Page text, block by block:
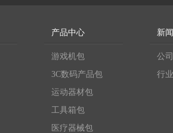
产品中心
游戏机包
3C数码产品包
运动器材包
工具箱包
医疗器械包
新
公
行